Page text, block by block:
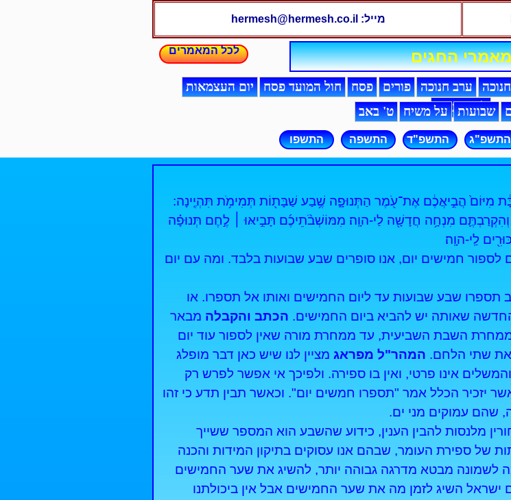
הֲבִ֣יאֲכֶ֔ם אֶת־עֹ֖מֶר הַתְּנוּפָ֑ה שֶׁ֥בַע שַׁבָּת֖וֹת תְּמִימֹ֥ת תִּהְיֶֽינָה:
מִנְחָ֥ה חֲדָשָׁ֖ה לַי-הוָֽה׃ מִמּוֹשְׁבֹ֨תֵיכֶ֜ם תָּבִ֣יאּוּ ׀ לֶ֣חֶם תְּנוּפָ֗ה
לַֽי-הוָֽה׃
חמישים יום, אנו סופרים שבע שבועות בלבד. ומה עם יום
שבע שבועות עד ליום החמישים ואותו אל תספרו. או
שאותה יש להביא ביום החמישים. הכתב והקבלה מבאר
השבת השביעית, עד ממחרת מורה שאין לספור עוד יום
את שתי הלחם. המהר"ל מפראג מציין לנו שיש כאן דבר מופלג
אינו פרטי, ואין בו ספירה. ולפיכך אי אפשר לפרש רק
יזכיר הכלל אמר "תספרו חמשים יום". וכאשר תבין תדע כי זהו
שהם עמוקים מני ים.
מלנסות להבין הענין, כידוע שהשבע הוא המספר ששייך
של ספירת העומר, שבהם אנו עסוקים בתיקון המידות והכנה
לשמונה מבטא מדרגה גבוהה יותר, להשיג את שער החמישים
השיג לזמן מה את שער החמישים אבל אין ביכולתנו
מייל: hermesh@hermesh.co.il
מאמרי החגים לכל המאמרים
חנוכה ערב חנוכה פורים פסח חול המועד פסח
יום העצמאות
ל"ג בעומר
שבועות על משיח ט' באב
התשפ"ג התשפ"ד התשפה התשפו